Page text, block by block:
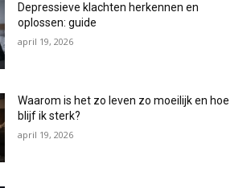
Depressieve klachten herkennen en
oplossen: guide
april 19, 2026
Waarom is het zo leven zo moeilijk en hoe
blijf ik sterk?
april 19, 2026